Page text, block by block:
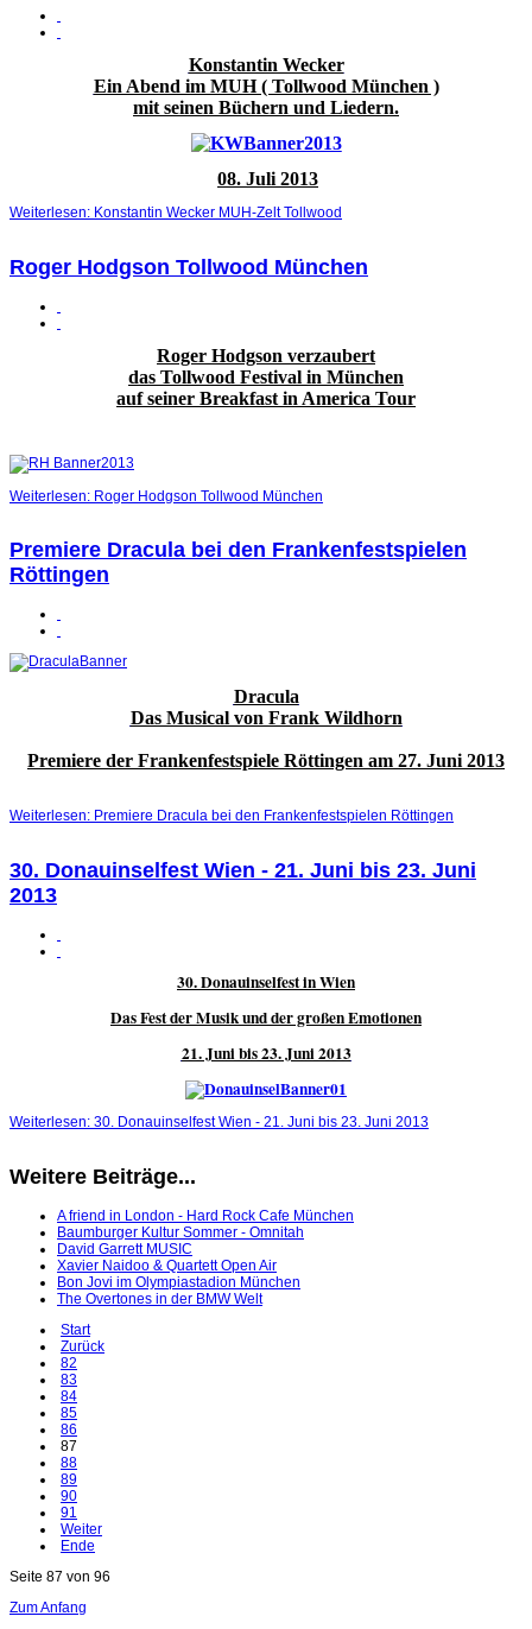
Konstantin Wecker
Ein Abend im MUH ( Tollwood München )
mit seinen Büchern und Liedern.
08. Juli 2013
Weiterlesen: Konstantin Wecker MUH-Zelt Tollwood
Roger Hodgson Tollwood München
Roger Hodgson verzaubert
das Tollwood Festival in München
auf seiner Breakfast in America Tour
Weiterlesen: Roger Hodgson Tollwood München
Premiere Dracula bei den Frankenfestspielen
Röttingen
Dracula
Das Musical von Frank Wildhorn
Premiere der Frankenfestspiele Röttingen am 27. Juni 2013
Weiterlesen: Premiere Dracula bei den Frankenfestspielen Röttingen
30. Donauinselfest Wien - 21. Juni bis 23. Juni
2013
30. Donauinselfest in Wien
Das Fest der Musik und der großen Emotionen
21. Juni bis 23. Juni 2013
Weiterlesen: 30. Donauinselfest Wien - 21. Juni bis 23. Juni 2013
Weitere Beiträge...
A friend in London - Hard Rock Cafe München
Baumburger Kultur Sommer - Omnitah
David Garrett MUSIC
Xavier Naidoo & Quartett Open Air
Bon Jovi im Olympiastadion München
The Overtones in der BMW Welt
Start
Zurück
82
83
84
85
86
87
88
89
90
91
Weiter
Ende
Seite 87 von 96
Zum Anfang